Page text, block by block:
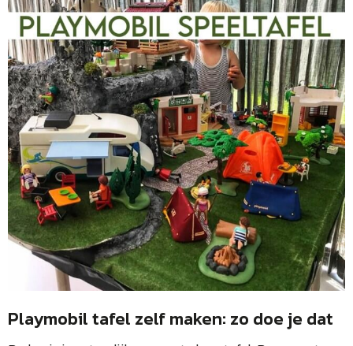
Playmobil tafel zelf maken: zo doe je dat